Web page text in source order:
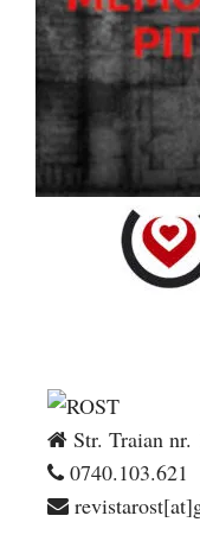
Str. Traian nr.
0740.103.621